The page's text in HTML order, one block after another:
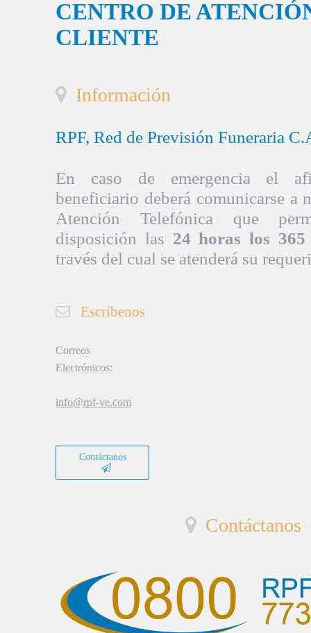
CENTRO DE
CLIENTE
Información
RPF, Red de Previsión Funeraria
En caso de emergencia el
beneficiario deberá comunicarse a
Atención Telefónica que
disposición las 24 horas los
través del cual se atenderá su
Escríbenos
Correos
Electrónicos:
info@rpf-ve.com
Contáctanos
Contáctanos